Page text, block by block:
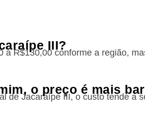
III?
R$130,00 conforme a região,
o preço é mais
de Jacaraípe III, o custo tende a